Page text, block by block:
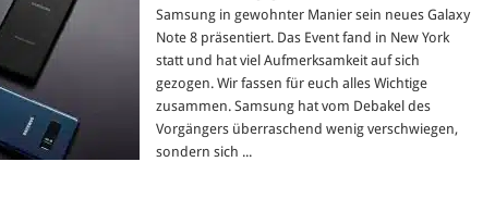
Samsung in gewohnter Manier sein neues Galaxy
Note 8 präsentiert. Das Event fand in New York
statt und hat viel Aufmerksamkeit auf sich
gezogen. Wir fassen für euch alles Wichtige
zusammen. Samsung hat vom Debakel des
Vorgängers überraschend wenig verschwiegen,
sondern sich ...